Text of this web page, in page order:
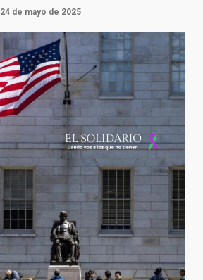
24 de mayo de 2025